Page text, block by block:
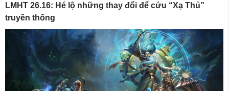
LMHT 26.16: Hé lộ những thay đổi để cứu “Xạ Thủ”
truyền thống